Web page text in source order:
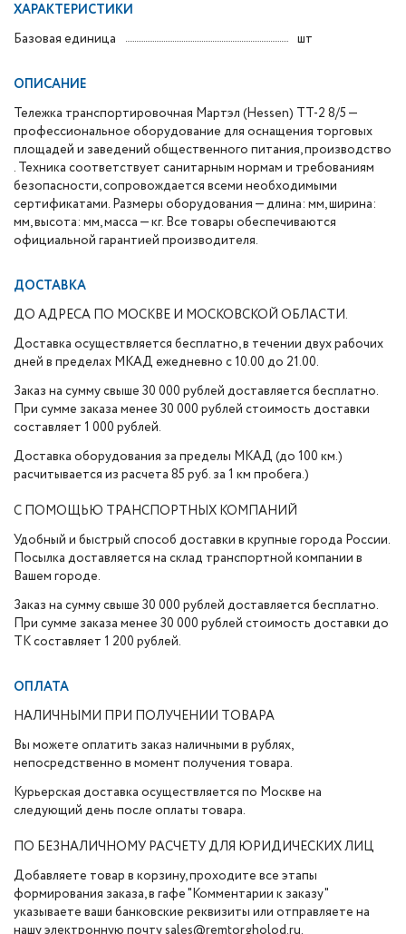
ХАРАКТЕРИСТИКИ
Базовая единица
шт
ОПИСАНИЕ
Тележка транспортировочная Мартэл (Hessen) ТТ-2 8/5 —
профессиональное оборудование для оснащения торговых
площадей и заведений общественного питания, производство
. Техника соответствует санитарным нормам и требованиям
безопасности, сопровождается всеми необходимыми
сертификатами. Размеры оборудования — длина: мм, ширина:
мм, высота: мм, масса — кг. Все товары обеспечиваются
официальной гарантией производителя.
ДОСТАВКА
ДО АДРЕСА ПО МОСКВЕ И МОСКОВСКОЙ ОБЛАСТИ.
Доставка осуществляется бесплатно, в течении двух рабочих
дней в пределах МКАД ежедневно с 10.00 до 21.00.
Заказ на сумму свыше 30 000 рублей доставляется бесплатно.
При сумме заказа менее 30 000 рублей стоимость доставки
составляет 1 000 рублей.
Доставка оборудования за пределы МКАД (до 100 км.)
расчитывается из расчета 85 руб. за 1 км пробега.)
С ПОМОЩЬЮ ТРАНСПОРТНЫХ КОМПАНИЙ
Удобный и быстрый способ доставки в крупные города России.
Посылка доставляется на склад транспортной компании в
Вашем городе.
Заказ на сумму свыше 30 000 рублей доставляется бесплатно.
При сумме заказа менее 30 000 рублей стоимость доставки до
ТК составляет 1 200 рублей.
ОПЛАТА
НАЛИЧНЫМИ ПРИ ПОЛУЧЕНИИ ТОВАРА
Вы можете оплатить заказ наличными в рублях,
непосредственно в момент получения товара.
Курьерская доставка осуществляется по Москве на
следующий день после оплаты товара.
ПО БЕЗНАЛИЧНОМУ РАСЧЕТУ ДЛЯ ЮРИДИЧЕСКИХ ЛИЦ
Добавляете товар в корзину, проходите все этапы
формирования заказа, в гафе "Комментарии к заказу"
указываете ваши банковские реквизиты или отправляете на
нашу электронную почту sales@remtorgholod.ru.